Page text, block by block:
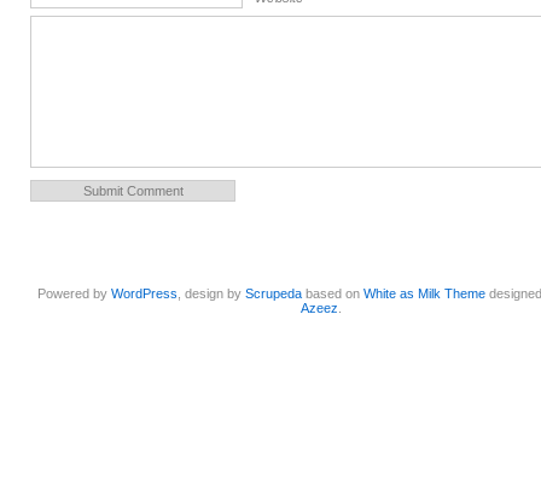
Powered byWordPress , design byScrupeda based onWhite as Milk Theme
Azeez